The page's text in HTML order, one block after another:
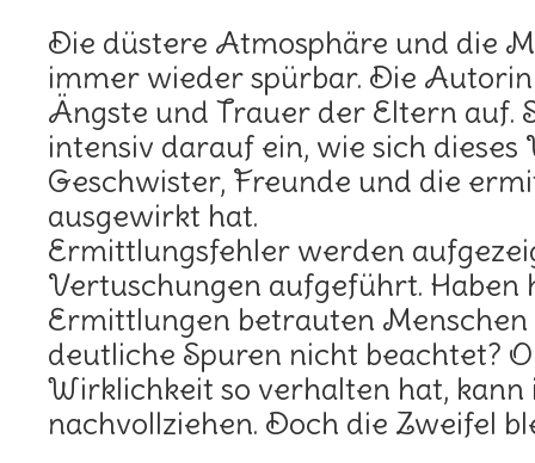
Die düstere Atmosphäre und die
immer wieder spürbar. Die
Ängste und Trauer der Eltern auf.
intensiv darauf ein, wie sich
Geschwister, Freunde und die
ausgewirkt hat.
Ermittlungsfehler werden
Vertuschungen aufgeführt. Haben
Ermittlungen betrauten
deutliche Spuren nicht beachtet?
Wirklichkeit so verhalten hat, kann
nachvollziehen. Doch die Zweifel